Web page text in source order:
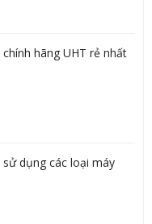
hãng UHT rẻ nhất
dụng các loại máy